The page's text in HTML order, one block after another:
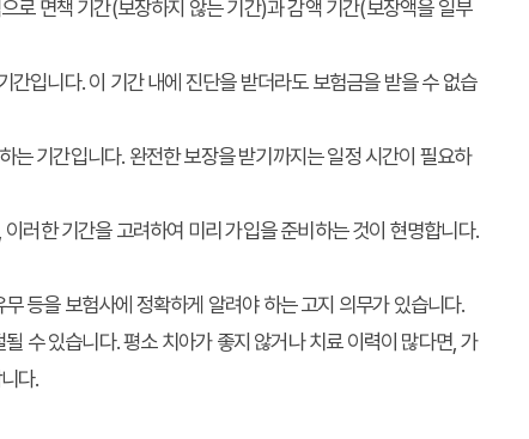
로 면책 기간(보장하지 않는 기간)과 감액 기간(보장액을 일부
입니다. 이 기간 내에 진단을 받더라도 보험금을 받을 수 없습
기간입니다. 완전한 보장을 받기까지는 일정 시간이 필요하
러한 기간을 고려하여 미리 가입을 준비하는 것이 현명합니다.
등을 보험사에 정확하게 알려야 하는 고지 의무가 있습니다.
수 있습니다. 평소 치아가 좋지 않거나 치료 이력이 많다면, 가
다.